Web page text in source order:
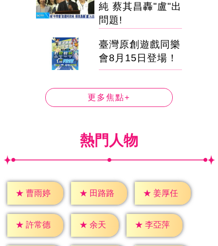
純 蔡其昌轟"盧"出
問題!
臺灣原創遊戲同樂
會8月15日登場！
更多焦點+
熱門人物
★ 曹雨婷 ★ 田路路 ★ 姜厚任
★ 許常德 ★ 余天 ★ 李亞萍